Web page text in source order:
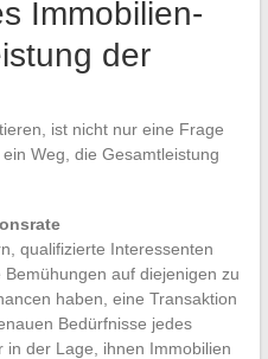
Immobilien-
der
ist nicht nur eine Frage
Weg, die Gesamtleistung
qualifizierte Interessenten
auf diejenigen zu
haben, eine Transaktion
Bedürfnisse jedes
in der Lage, ihnen Immobilien